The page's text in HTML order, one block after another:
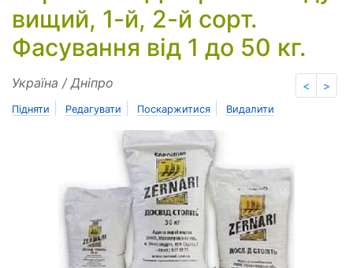
вищий, 1-й, 2-й сорт.
Фасування від 1 до 50 кг.
< >
Україна / Дніпро
Підняти Редагувати Поскаржитися Видалити